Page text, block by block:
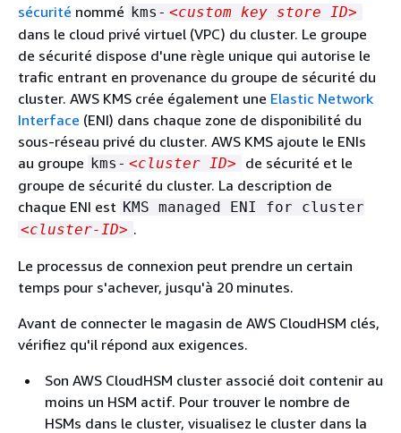
sécurité nommé kms- <custom key store ID>
dans le cloud privé virtuel (VPC) du cluster. Le groupe
de sécurité dispose d'une règle unique qui autorise le
trafic entrant en provenance du groupe de sécurité du
cluster. AWS KMS crée également une Elastic Network
Interface (ENI) dans chaque zone de disponibilité du
sous-réseau privé du cluster. AWS KMS ajoute le ENIs
au groupe kms- <cluster ID>
de sécurité et le
groupe de sécurité du cluster. La description de
chaque ENI est KMS managed ENI for cluster
<cluster-ID> .
Le processus de connexion peut prendre un certain
temps pour s'achever, jusqu'à 20 minutes.
Avant de connecter le magasin de AWS CloudHSM clés,
vérifiez qu'il répond aux exigences.
Son AWS CloudHSM cluster associé doit contenir au
moins un HSM actif. Pour trouver le nombre de
HSMs dans le cluster, visualisez le cluster dans la